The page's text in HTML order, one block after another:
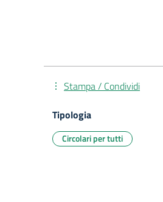
Stampa / Condividi
Tipologia
Circolari per tutti